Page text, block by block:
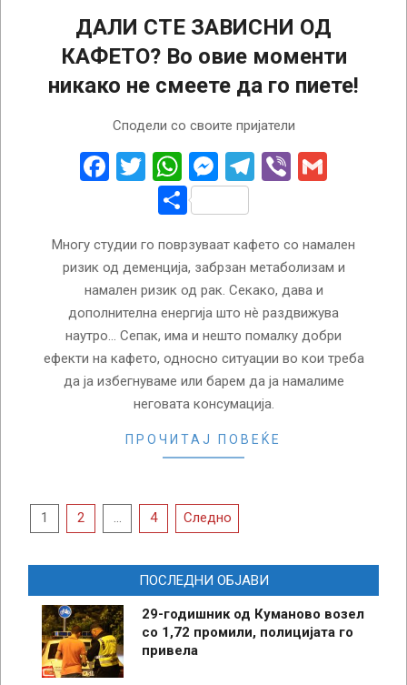
ДАЛИ СТЕ ЗАВИСНИ ОД
КАФЕТО? Во овие моменти
никако не смеете да го пиете!
Сподели со своите пријатели
Facebook
Twitter
WhatsApp
Messenger
Telegram
Viber
Share
Многу студии го поврзуваат кафето со намален
ризик од деменција, забрзан метаболизам и
намален ризик од рак. Секако, дава и
дополнителна енергија што нè раздвижува
наутро… Сепак, има и нешто помалку добри
ефекти на кафето, односно ситуации во кои треба
да ја избегнуваме или барем да ја намалиме
неговата консумација.
ПРОЧИТАЈ ПОВЕЌЕ
Posts
1 2 … 4 Следно
ПОСЛЕДНИ ОБЈАВИ
29-годишник од Куманово возел
со 1,72 промили, полицијата го
привела